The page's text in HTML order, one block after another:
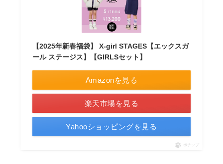
【2025年新春福袋】 X-girl STAGES【エックスガ
ール ステージス】【GIRLSセット】
Amazonを見る
楽天市場を見る
Yahooショッピングを見る
ポチップ